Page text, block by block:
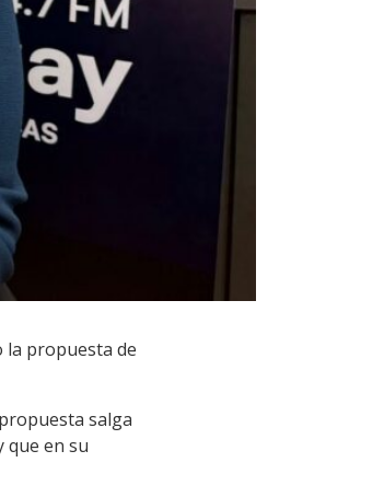
la propuesta de
salga
que en su